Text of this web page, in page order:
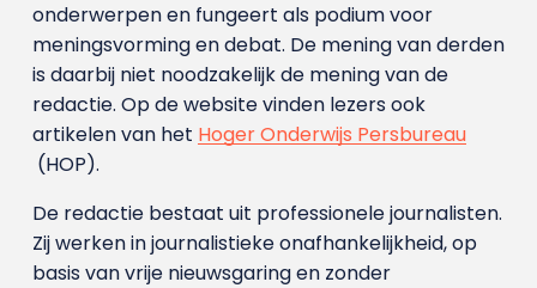
onderwerpen en fungeert als podium voor
meningsvorming en debat. De mening van derden
is daarbij niet noodzakelijk de mening van de
redactie. Op de website vinden lezers ook
artikelen van het Hoger Onderwijs Persbureau
(HOP).
De redactie bestaat uit professionele journalisten.
Zij werken in journalistieke onafhankelijkheid, op
basis van vrije nieuwsgaring en zonder